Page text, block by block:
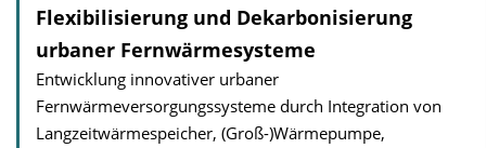
Flexibilisierung und Dekarbonisierung
urbaner Fernwärmesysteme
Entwicklung innovativer urbaner
Fernwärmeversorgungssysteme durch Integration von
Langzeitwärmespeicher, (Groß-)Wärmepumpe,